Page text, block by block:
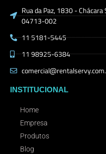
Rua da Paz, 1830 -
04713-002
11 5181-5445
11 98925-6384
INSTITUCIONAL
Home
Empresa
Produtos
Blog